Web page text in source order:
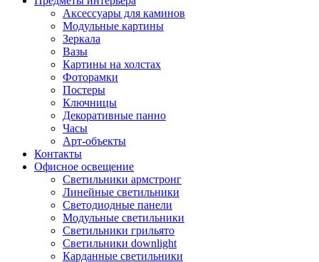
Аксессуары для каминов
Модульные картины
Зеркала
Вазы
Картины на холстах
Фоторамки
Постеры
Ключницы
Декоративные панно
Часы
Арт-объекты
Контакты
Офисное освещение
Светильники армстронг
Линейные светильники
Светодиодные панели
Модульные светильники
Светильники грильято
Светильники downlight
Карданные светильники